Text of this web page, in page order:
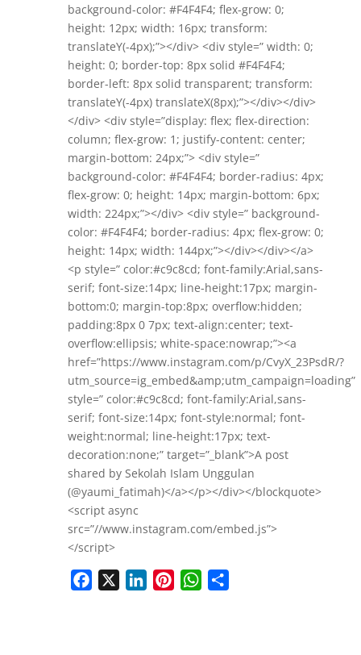
background-color: #F4F4F4; flex-grow: 0;
height: 12px; width: 16px; transform:
translateY(-4px);”></div> <div style=” width: 0;
height: 0; border-top: 8px solid #F4F4F4;
border-left: 8px solid transparent; transform:
translateY(-4px) translateX(8px);”></div></div>
</div> <div style=”display: flex; flex-direction:
column; flex-grow: 1; justify-content: center;
margin-bottom: 24px;”> <div style=”
background-color: #F4F4F4; border-radius: 4px;
flex-grow: 0; height: 14px; margin-bottom: 6px;
width: 224px;”></div> <div style=” background-
color: #F4F4F4; border-radius: 4px; flex-grow: 0;
height: 14px; width: 144px;”></div></div></a>
<p style=” color:#c9c8cd; font-family:Arial,sans-
serif; font-size:14px; line-height:17px; margin-
bottom:0; margin-top:8px; overflow:hidden;
padding:8px 0 7px; text-align:center; text-
overflow:ellipsis; white-space:nowrap;”><a
href=”https://www.instagram.com/p/CvyX_23PsdR/?
utm_source=ig_embed&amp;utm_campaign=loading”
style=” color:#c9c8cd; font-family:Arial,sans-
serif; font-size:14px; font-style:normal; font-
weight:normal; line-height:17px; text-
decoration:none;” target=”_blank”>A post
shared by Sekolah Islam Unggulan
(@yaumi_fatimah)</a></p></div></blockquote>
<script async
src=”//www.instagram.com/embed.js”>
</script>
Facebook LinkedInPinterestWhatsApp